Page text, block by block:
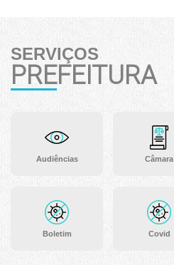
SERVIÇOS
PREFEITURA
Audiências
Boletim
Câmara
Covid